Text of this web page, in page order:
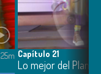
25m Capítulo 21
Lo mejor del